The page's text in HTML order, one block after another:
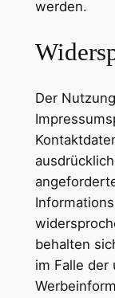
werden.
Der
ausdrücklich
behalten
im Falle der